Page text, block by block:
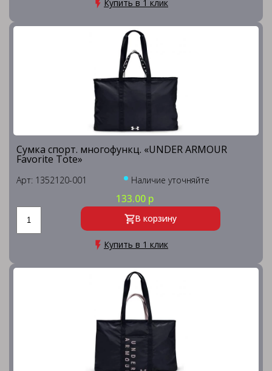
Купить в 1 клик
Сумка спорт. многофункц. «UNDER ARMOUR
Favorite Tote»
Арт: 1352120-001 Наличие уточняйте
133.00 р
В корзину
Купить в 1 клик